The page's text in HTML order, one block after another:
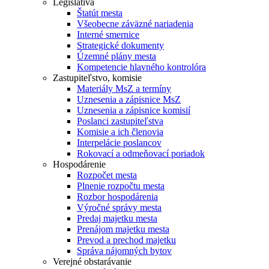
Legislatíva
Štatút mesta
Všeobecne záväzné nariadenia
Interné smernice
Strategické dokumenty
Územné plány mesta
Kompetencie hlavného kontrolóra
Zastupiteľstvo, komisie
Materiály MsZ a termíny
Uznesenia a zápisnice MsZ
Uznesenia a zápisnice komisií
Poslanci zastupiteľstva
Komisie a ich členovia
Interpelácie poslancov
Rokovací a odmeňovací poriadok
Hospodárenie
Rozpočet mesta
Plnenie rozpočtu mesta
Rozbor hospodárenia
Výročné správy mesta
Predaj majetku mesta
Prenájom majetku mesta
Prevod a prechod majetku
Správa nájomných bytov
Verejné obstarávanie